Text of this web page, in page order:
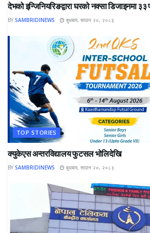
देभको इन्जिनियरिङद्वारा घरको नक्सा डिजाइनमा
BY SAMBRIDINEWS बुधबार, साउन २०, २०८३
TOP STORIES
क्युकेएस अन्तरविद्यालय फुटसल भोलिदेखि
BY SAMBRIDINEWS बुधबार, साउन २०, २०८३